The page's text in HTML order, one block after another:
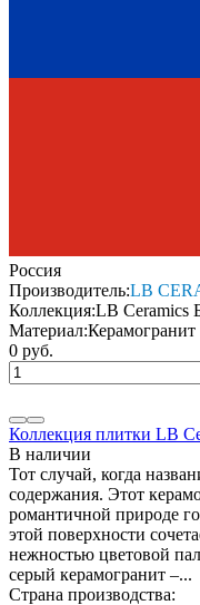
Россия
Производитель:LB
Коллекция:LB Ceramics
Материал:Керамогранит
0 руб.
Коллекция плитки LB
В наличии
Тот случай, когда
содержания. Этот
романтичной природе
этой поверхности
нежностью цветовой
серый керамогранит –...
Страна производства: